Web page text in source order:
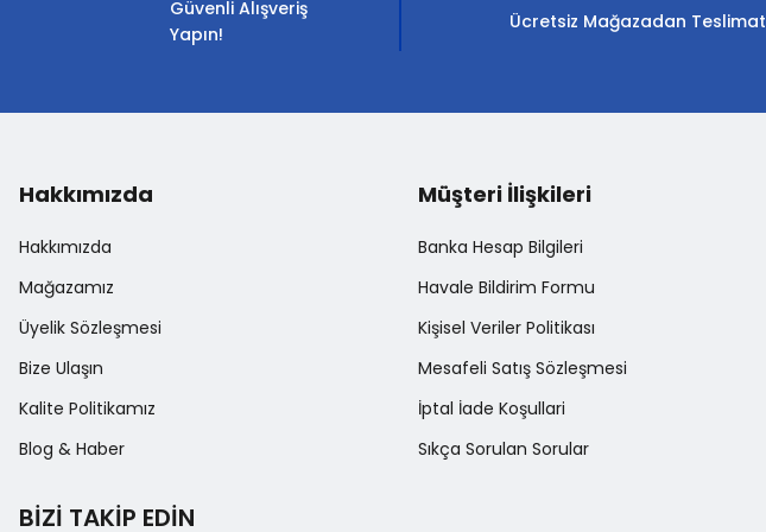
Ürün bilgilerinde hatalar bulunuyor.
Ürün fiyatı diğer sitelerden daha pahalı.
Güvenli Alışveriş
Yapın!
Ücretsiz Mağazadan Teslimat
Hakkımızda
Hakkımızda
Mağazamız
Üyelik Sözleşmesi
Bize Ulaşın
Kalite Politikamız
Blog & Haber
Müşteri İlişkileri
Banka Hesap Bilgileri
Havale Bildirim Formu
Kişisel Veriler Politikası
Mesafeli Satış Sözleşmesi
İptal İade Koşullari
Sıkça Sorulan Sorular
BİZİ TAKİP EDİN